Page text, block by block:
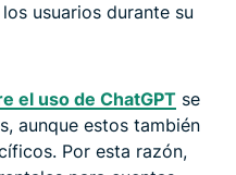
usuarios durante su
el uso de ChatGPT se
aunque estos también
Por esta razón,